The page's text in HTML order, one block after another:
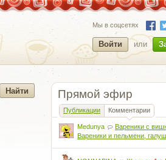
Мы в соцсетях
Войти или
Прямой эфир
Публикации Комментарии
Medunya Вареники с
Вареники и пельмени,